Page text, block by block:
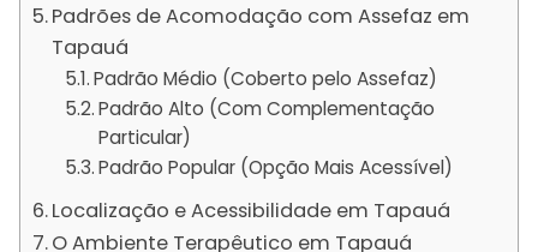
Padrões de Acomodação com Assefaz em
Tapauá
Padrão Médio (Coberto pelo Assefaz)
Padrão Alto (Com Complementação
Particular)
Padrão Popular (Opção Mais Acessível)
Localização e Acessibilidade em Tapauá
O Ambiente Terapêutico em Tapauá